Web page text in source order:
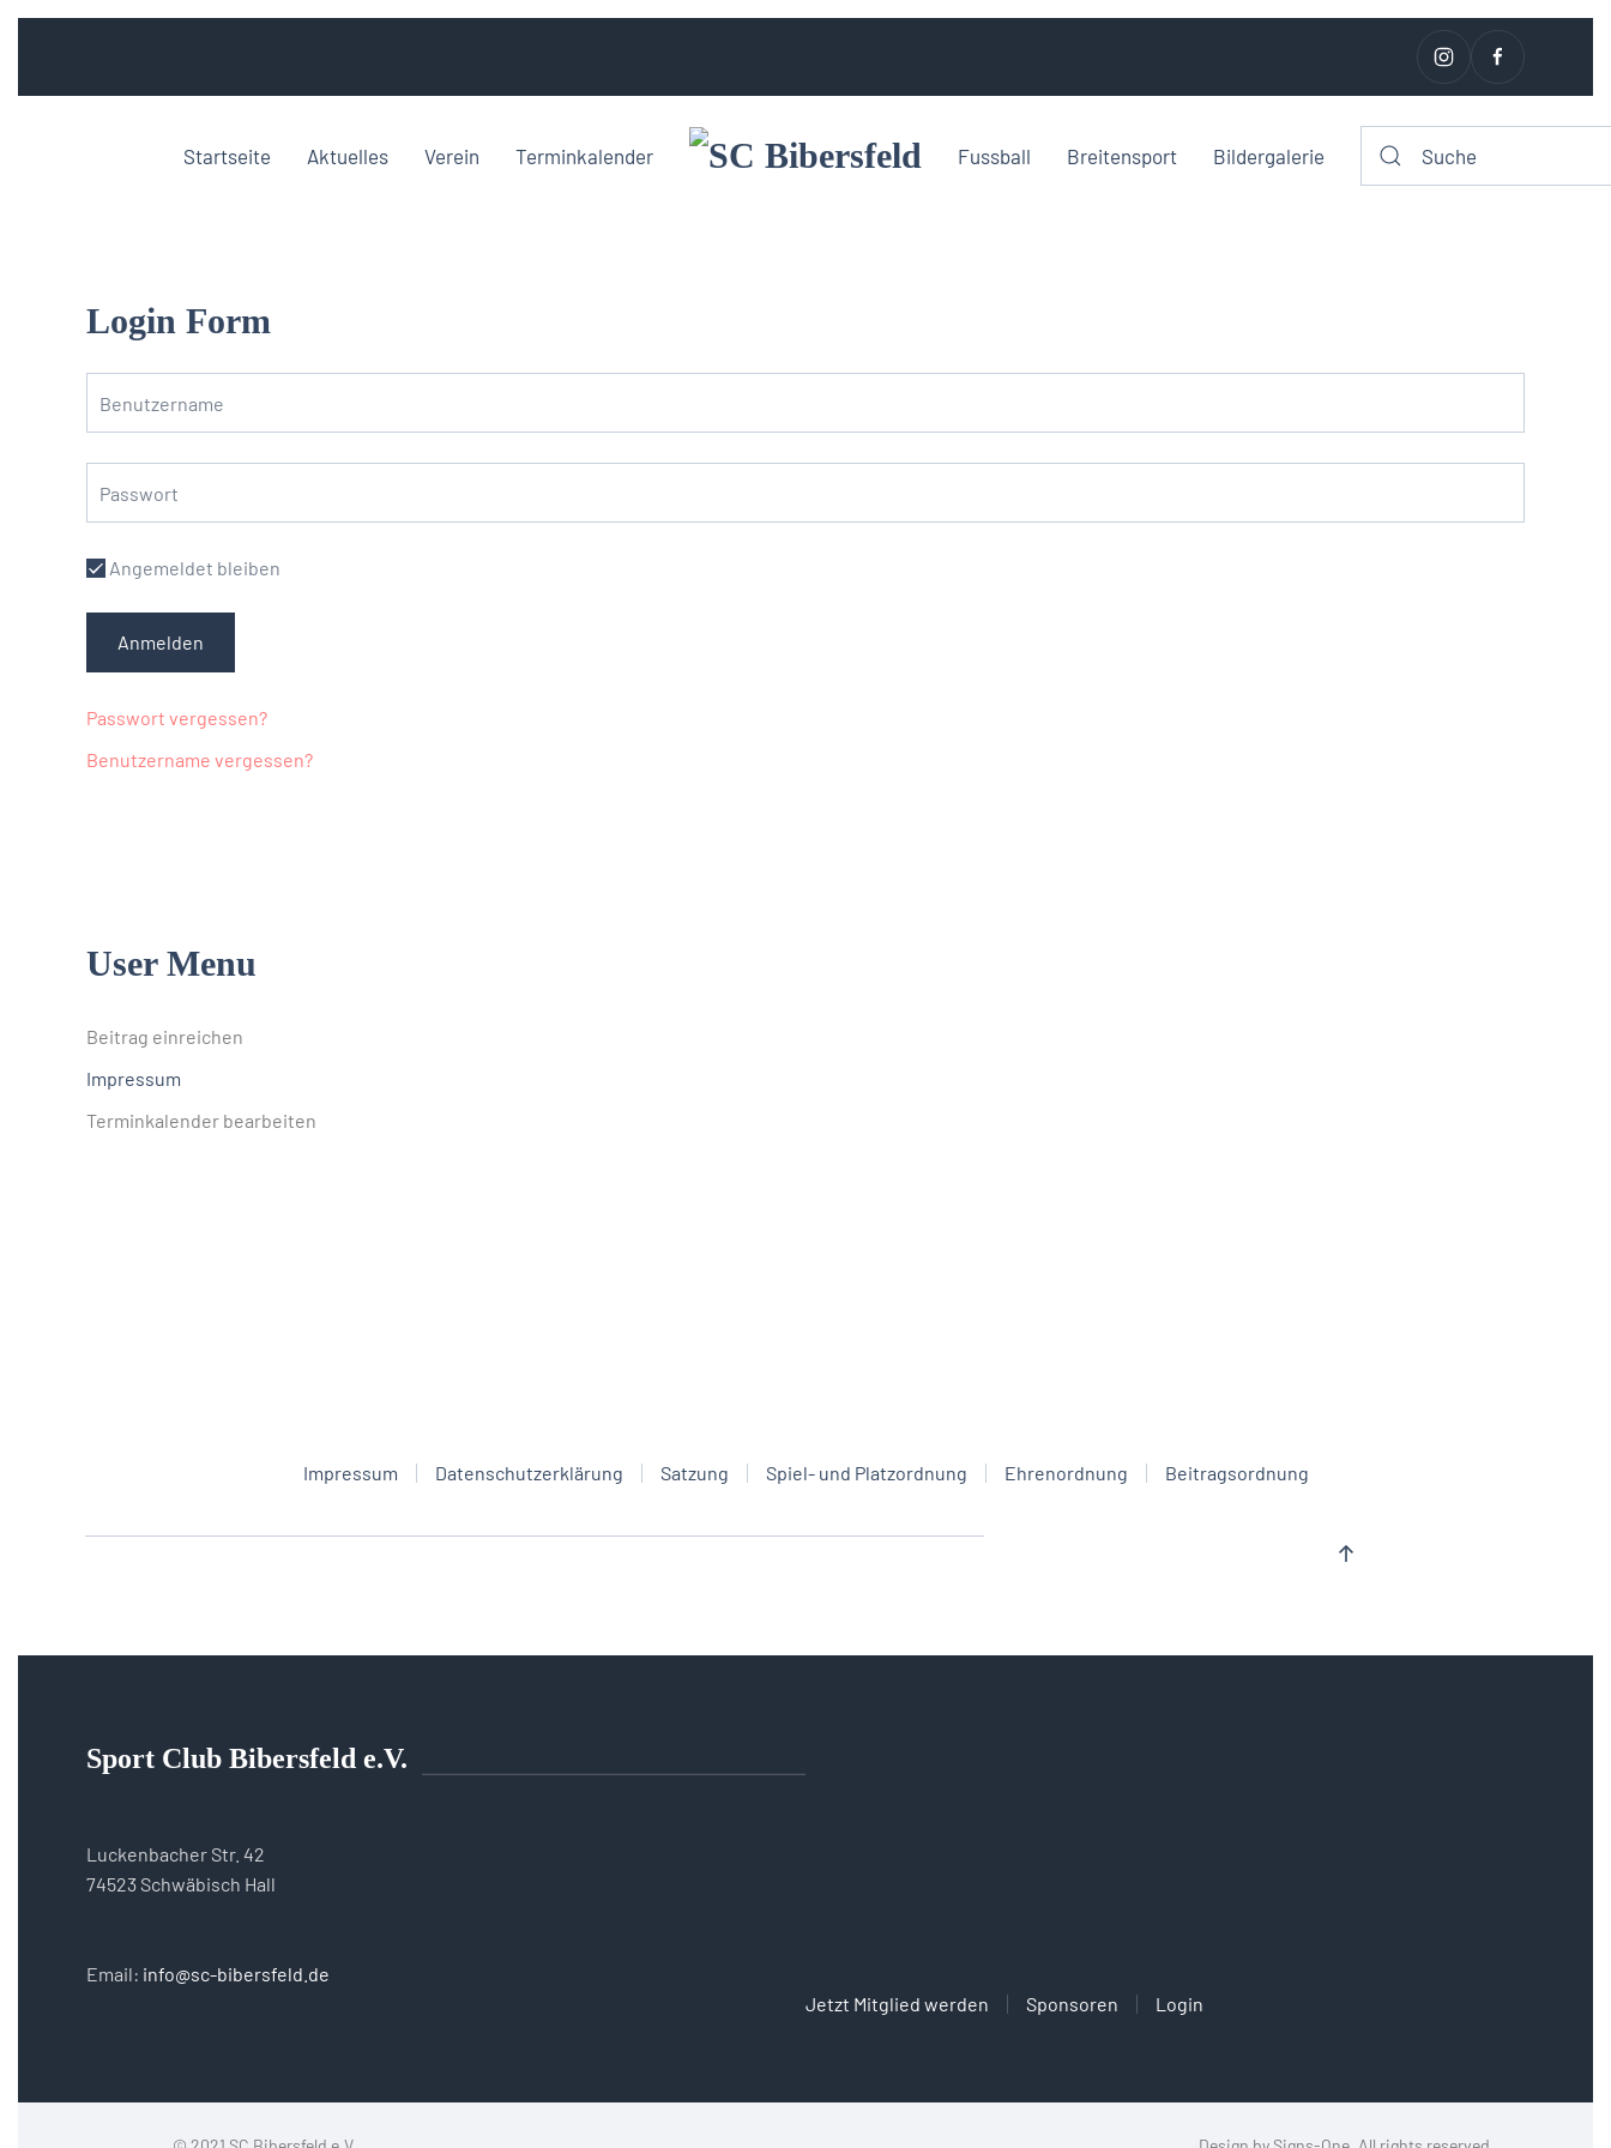
Startseite Aktuelles Verein Terminkalender Fussball Breitensport Bildergalerie
Login Form
Angemeldet bleiben
Anmelden
Passwort vergessen?
Benutzername vergessen?
User Menu
Beitrag einreichen
Impressum
Terminkalender bearbeiten
Impressum Datenschutzerklärung Satzung Spiel- und Platzordnung Ehrenordnung Beitragsordnung
Sport Club Bibersfeld e.V.
Luckenbacher Str. 42
74523 Schwäbisch Hall
Email: info@sc-bibersfeld.de
Jetzt Mitglied werden
Sponsoren Login